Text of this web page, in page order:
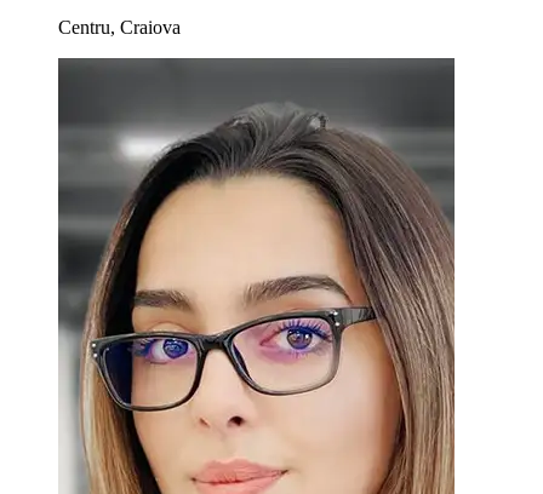
Centru, Craiova